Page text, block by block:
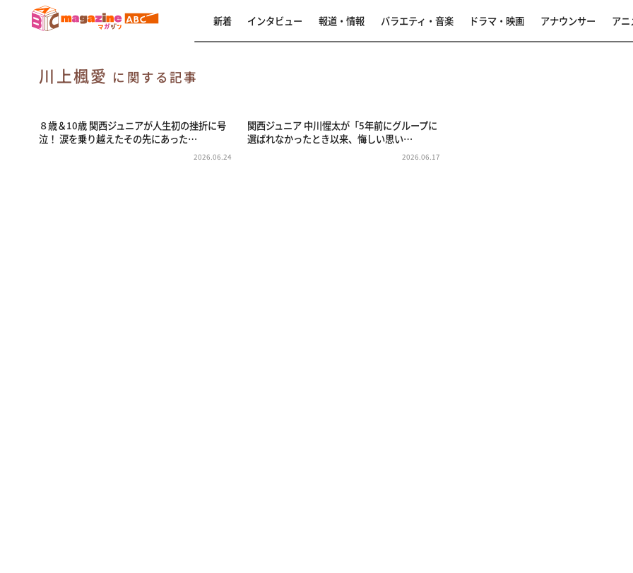
新着 インタビュー 報道・情報 バラエティ・音楽 ドラマ・映画 アナウンサー アニ
川上楓愛 に関する記事
８歳＆10歳 関西ジュニアが人生初の挫折に号
泣！ 涙を乗り越えたその先にあった…
2026.06.24
関西ジュニア 中川惺太が「5年前にグループに
選ばれなかったとき以来、悔しい思い…
2026.06.17